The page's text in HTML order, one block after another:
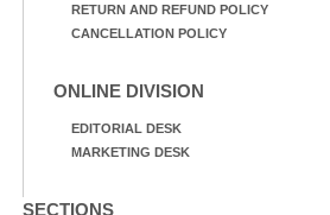
RETURN AND REFUND POLICY
CANCELLATION POLICY
ONLINE DIVISION
EDITORIAL DESK
MARKETING DESK
SECTIONS